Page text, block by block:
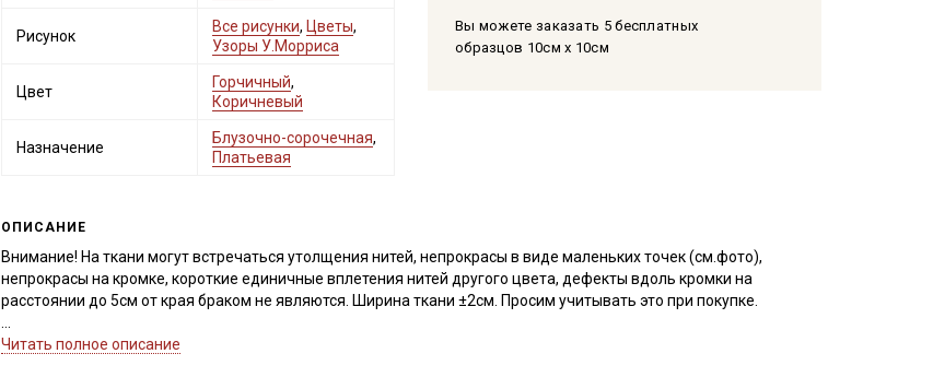
Вы можете заказать 5 бесплатных
образцов 10см x 10см
Рисунок
Все рисунки, Цветы,
Узоры У.Морриса
Цвет
Горчичный,
Коричневый
Назначение
Блузочно-сорочечная,
Платьевая
ОПИСАНИЕ
Внимание! На ткани могут встречаться утолщения нитей, непрокрасы в виде маленьких точек (см.фото),
непрокрасы на кромке, короткие единичные вплетения нитей другого цвета, дефекты вдоль кромки на
расстоянии до 5см от края браком не являются. Ширина ткани ±2см. Просим учитывать это при покупке.
Перкаль Премиум отлично подходит для пошива легкой взрослой и детской одежды (платьев, блуз, рубашек,
Читать полное описание